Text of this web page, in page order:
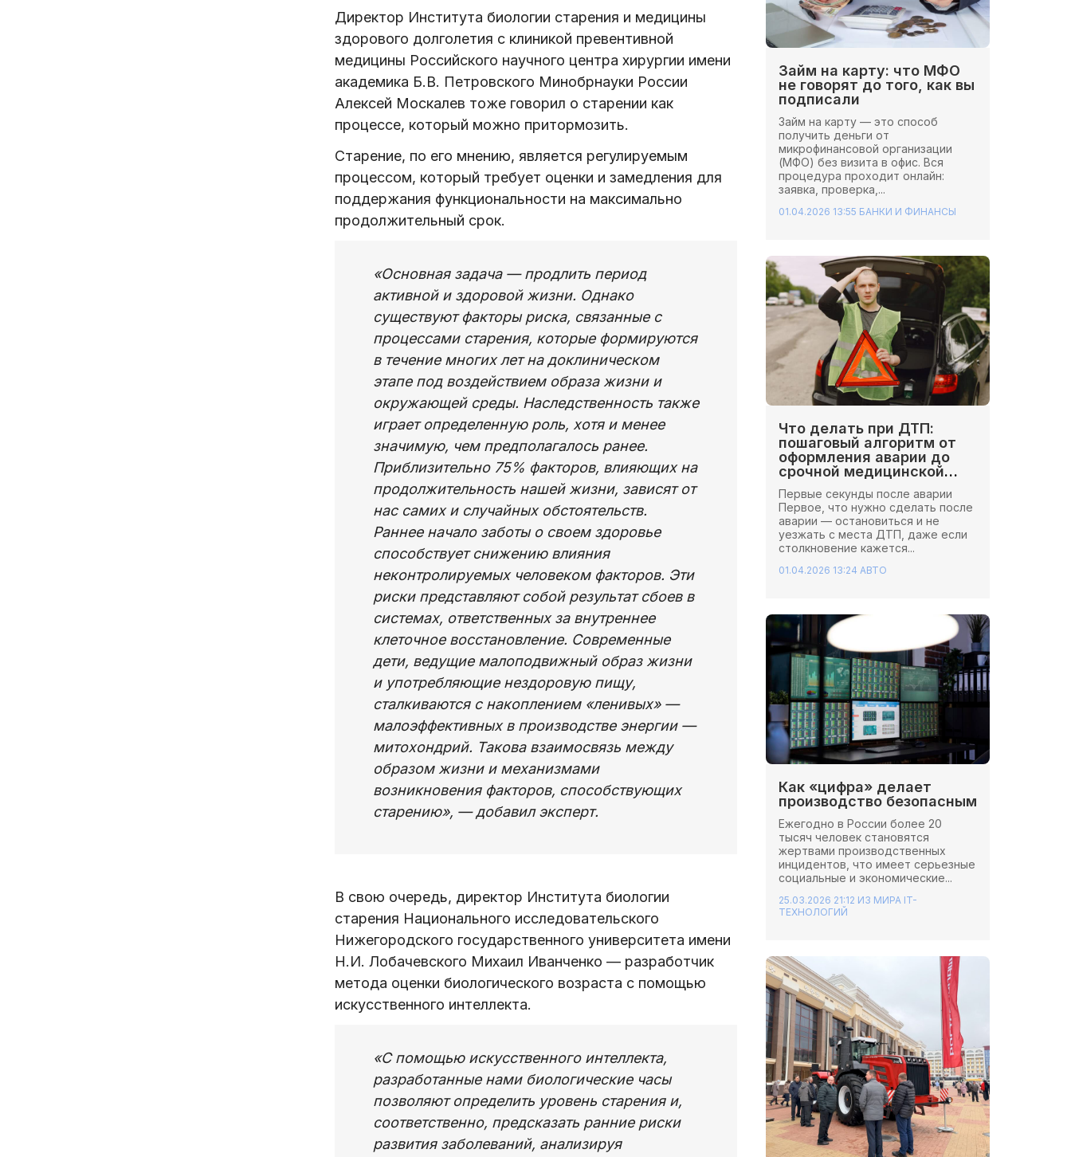
Директор Института биологии старения и медицины
здорового долголетия с клиникой превентивной
медицины Российского научного центра хирургии имени
академика Б.В. Петровского Минобрнауки России
Алексей Москалев тоже говорил о старении как
процессе, который можно притормозить.
Старение, по его мнению, является регулируемым
процессом, который требует оценки и замедления для
поддержания функциональности на максимально
продолжительный срок.
«Основная задача — продлить период
активной и здоровой жизни. Однако
существуют факторы риска, связанные с
процессами старения, которые формируются
в течение многих лет на доклиническом
этапе под воздействием образа жизни и
окружающей среды. Наследственность также
играет определенную роль, хотя и менее
значимую, чем предполагалось ранее.
Приблизительно 75% факторов, влияющих на
продолжительность нашей жизни, зависят от
нас самих и случайных обстоятельств.
Раннее начало заботы о своем здоровье
способствует снижению влияния
неконтролируемых человеком факторов. Эти
риски представляют собой результат сбоев в
системах, ответственных за внутреннее
клеточное восстановление. Современные
дети, ведущие малоподвижный образ жизни
и употребляющие нездоровую пищу,
сталкиваются с накоплением «ленивых» —
малоэффективных в производстве энергии —
митохондрий. Такова взаимосвязь между
образом жизни и механизмами
возникновения факторов, способствующих
старению», — добавил эксперт.
В свою очередь, директор Института биологии
старения Национального исследовательского
Нижегородского государственного университета имени
Н.И. Лобачевского Михаил Иванченко — разработчик
метода оценки биологического возраста с помощью
искусственного интеллекта.
«С помощью искусственного интеллекта,
разработанные нами биологические часы
позволяют определить уровень старения и,
соответственно, предсказать ранние риски
развития заболеваний, анализируя
Займ на карту: что МФО
не говорят до того, как вы
подписали
Займ на карту — это способ
получить деньги от
микрофинансовой организации
(МФО) без визита в офис. Вся
процедура проходит онлайн:
заявка, проверка,...
01.04.2026 13:55 БАНКИ И ФИНАНСЫ
Что делать при ДТП:
пошаговый алгоритм от
оформления аварии до
срочной медицинской
помощи
Первые секунды после аварии
Первое, что нужно сделать после
аварии — остановиться и не
уезжать с места ДТП, даже если
столкновение кажется...
01.04.2026 13:24 АВТО
Как «цифра» делает
производство безопасным
Ежегодно в России более 20
тысяч человек становятся
жертвами производственных
инцидентов, что имеет серьезные
социальные и экономические...
25.03.2026 21:12 ИЗ МИРА IT-
ТЕХНОЛОГИЙ